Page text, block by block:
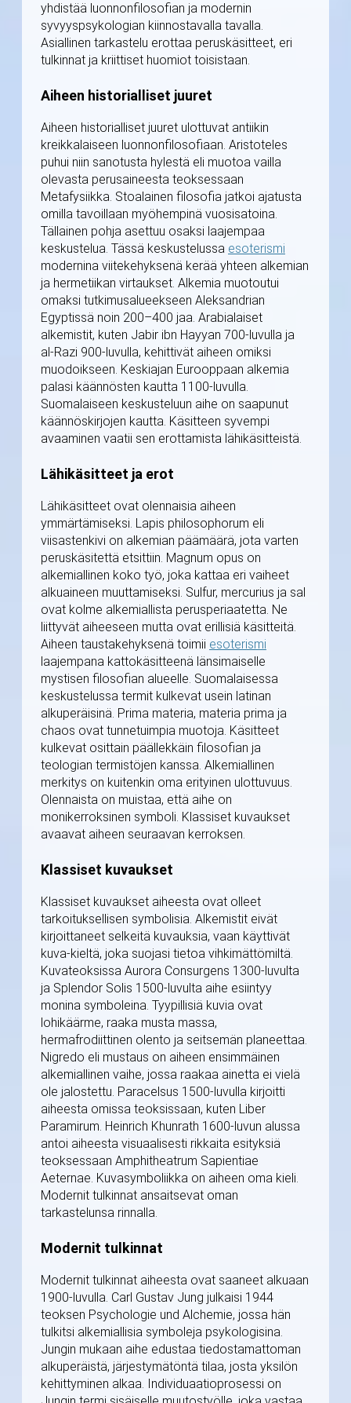
yhdistää luonnonfilosofian ja modernin
syvyyspsykologian kiinnostavalla tavalla.
Asiallinen tarkastelu erottaa peruskäsitteet, eri
tulkinnat ja kriittiset huomiot toisistaan.
Aiheen historialliset juuret
Aiheen historialliset juuret ulottuvat antiikin
kreikkalaiseen luonnonfilosofiaan. Aristoteles
puhui niin sanotusta hylestä eli muotoa vailla
olevasta perusaineesta teoksessaan
Metafysiikka. Stoalainen filosofia jatkoi ajatusta
omilla tavoillaan myöhempinä vuosisatoina.
Tällainen pohja asettuu osaksi laajempaa
keskustelua. Tässä keskustelussa esoterismi
modernina viitekehyksenä kerää yhteen alkemian
ja hermetiikan virtaukset. Alkemia muotoutui
omaksi tutkimusalueekseen Aleksandrian
Egyptissä noin 200–400 jaa. Arabialaiset
alkemistit, kuten Jabir ibn Hayyan 700-luvulla ja
al-Razi 900-luvulla, kehittivät aiheen omiksi
muodoikseen. Keskiajan Eurooppaan alkemia
palasi käännösten kautta 1100-luvulla.
Suomalaiseen keskusteluun aihe on saapunut
käännöskirjojen kautta. Käsitteen syvempi
avaaminen vaatii sen erottamista lähikäsitteistä.
Lähikäsitteet ja erot
Lähikäsitteet ovat olennaisia aiheen
ymmärtämiseksi. Lapis philosophorum eli
viisastenkivi on alkemian päämäärä, jota varten
peruskäsitettä etsittiin. Magnum opus on
alkemiallinen koko työ, joka kattaa eri vaiheet
alkuaineen muuttamiseksi. Sulfur, mercurius ja sal
ovat kolme alkemiallista perusperiaatetta. Ne
liittyvät aiheeseen mutta ovat erillisiä käsitteitä.
Aiheen taustakehyksenä toimii esoterismi
laajempana kattokäsitteenä länsimaiselle
mystisen filosofian alueelle. Suomalaisessa
keskustelussa termit kulkevat usein latinan
alkuperäisinä. Prima materia, materia prima ja
chaos ovat tunnetuimpia muotoja. Käsitteet
kulkevat osittain päällekkäin filosofian ja
teologian termistöjen kanssa. Alkemiallinen
merkitys on kuitenkin oma erityinen ulottuvuus.
Olennaista on muistaa, että aihe on
monikerroksinen symboli. Klassiset kuvaukset
avaavat aiheen seuraavan kerroksen.
Klassiset kuvaukset
Klassiset kuvaukset aiheesta ovat olleet
tarkoituksellisen symbolisia. Alkemistit eivät
kirjoittaneet selkeitä kuvauksia, vaan käyttivät
kuva-kieltä, joka suojasi tietoa vihkimättömiltä.
Kuvateoksissa Aurora Consurgens 1300-luvulta
ja Splendor Solis 1500-luvulta aihe esiintyy
monina symboleina. Tyypillisiä kuvia ovat
lohikäärme, raaka musta massa,
hermafrodiittinen olento ja seitsemän planeettaa.
Nigredo eli mustaus on aiheen ensimmäinen
alkemiallinen vaihe, jossa raakaa ainetta ei vielä
ole jalostettu. Paracelsus 1500-luvulla kirjoitti
aiheesta omissa teoksissaan, kuten Liber
Paramirum. Heinrich Khunrath 1600-luvun alussa
antoi aiheesta visuaalisesti rikkaita esityksiä
teoksessaan Amphitheatrum Sapientiae
Aeternae. Kuvasymboliikka on aiheen oma kieli.
Modernit tulkinnat ansaitsevat oman
tarkastelunsa rinnalla.
Modernit tulkinnat
Modernit tulkinnat aiheesta ovat saaneet alkuaan
1900-luvulla. Carl Gustav Jung julkaisi 1944
teoksen Psychologie und Alchemie, jossa hän
tulkitsi alkemiallisia symboleja psykologisina.
Jungin mukaan aihe edustaa tiedostamattoman
alkuperäistä, järjestymätöntä tilaa, josta yksilön
kehittyminen alkaa. Individuaatioprosessi on